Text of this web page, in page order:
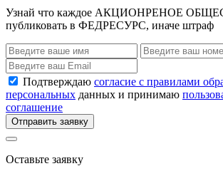
Узнай что каждое АКЦИОНРЕНОЕ
публиковать в ФЕДРЕСУРС, иначе штраф
Подтверждаю согласие с правилами
персональных данных и принимаю
соглашение
Отправить заявку
Оставьте заявку